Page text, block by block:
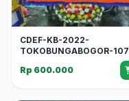
CDEF-KB-2022-
TOKOBUNGABOGOR-107
Rp 600.000